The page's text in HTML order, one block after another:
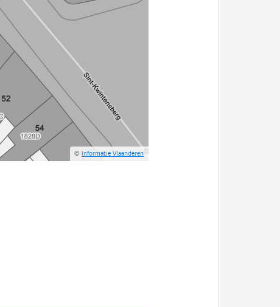
©Informatie Vlaanderen